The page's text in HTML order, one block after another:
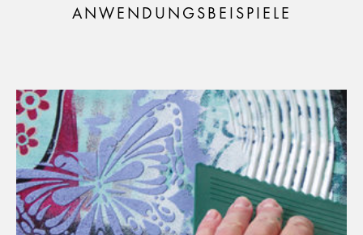
ANWENDUNGSBEISPIELE